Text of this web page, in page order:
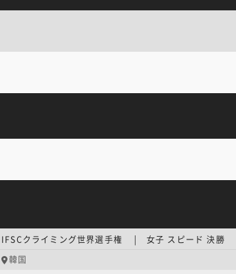
IFSCクライミング世界選手権 | 女子 スピード 決勝
韓国